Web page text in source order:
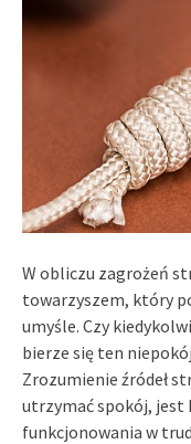
W obliczu zagrożeń
towarzyszem, który
umyśle. Czy
bierze się ten
Zrozumienie źródeł
utrzymać spokój, jest
funkcjonowania w